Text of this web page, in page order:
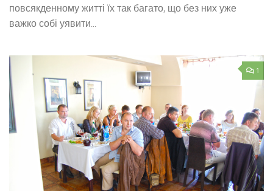
повсякденному житті їх так багато, що без них уже
важко собі уявити...
1